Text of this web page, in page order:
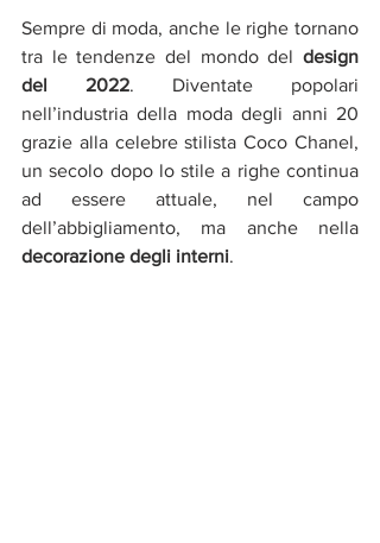
Sempre di moda, anche le righe tornano
tra le tendenze del mondo del design
del 2022. Diventate popolari
nell’industria della moda degli anni 20
grazie alla celebre stilista Coco Chanel,
un secolo dopo lo stile a righe continua
ad essere attuale, nel campo
decorazione degli interni.